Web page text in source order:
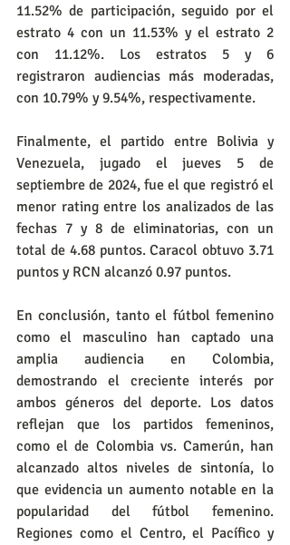
11.52% de participación, seguido por el
estrato 4 con un 11.53% y el estrato 2
con 11.12%. Los estratos 5 y 6
registraron audiencias más moderadas,
con 10.79% y 9.54%, respectivamente.
Finalmente, el partido entre Bolivia y
Venezuela, jugado el jueves 5 de
septiembre de 2024, fue el que registró el
menor rating entre los analizados de las
fechas 7 y 8 de eliminatorias, con un
total de 4.68 puntos. Caracol obtuvo 3.71
puntos y RCN alcanzó 0.97 puntos.
En conclusión, tanto el fútbol femenino
como el masculino han captado una
amplia audiencia en Colombia,
demostrando el creciente interés por
ambos géneros del deporte. Los datos
reflejan que los partidos femeninos,
como el de Colombia vs. Camerún, han
alcanzado altos niveles de sintonía, lo
que evidencia un aumento notable en la
popularidad del fútbol femenino.
Regiones como el Centro, el Pacífico y